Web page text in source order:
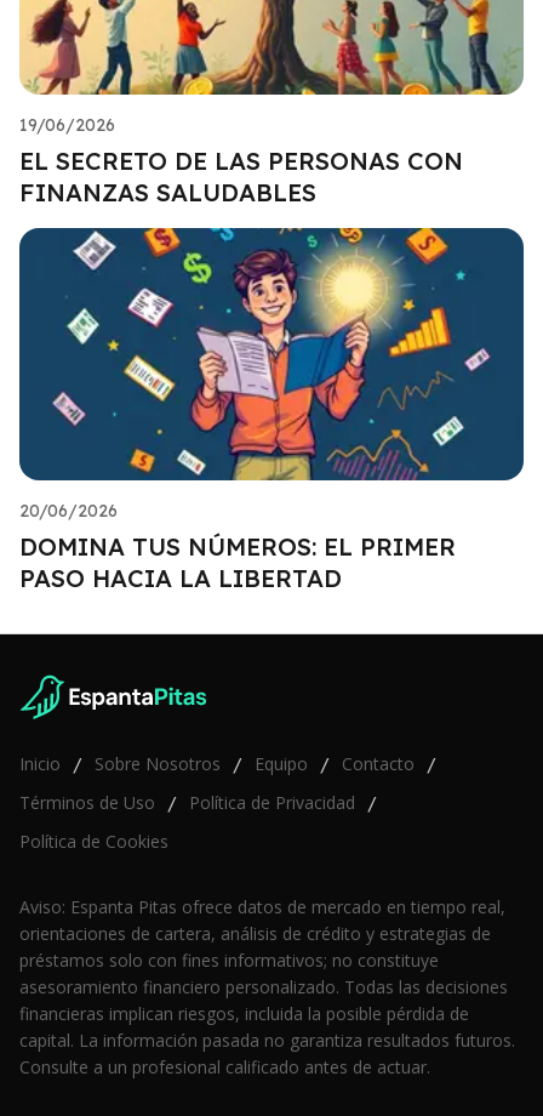
19/06/2026
EL SECRETO DE LAS PERSONAS CON
FINANZAS SALUDABLES
20/06/2026
DOMINA TUS NÚMEROS: EL PRIMER
PASO HACIA LA LIBERTAD
Inicio / Sobre Nosotros / Equipo / Contacto /
Términos de Uso / Política de Privacidad /
Política de Cookies
Aviso: Espanta Pitas ofrece datos de mercado en tiempo real,
orientaciones de cartera, análisis de crédito y estrategias de
préstamos solo con fines informativos; no constituye
asesoramiento financiero personalizado. Todas las decisiones
financieras implican riesgos, incluida la posible pérdida de
capital. La información pasada no garantiza resultados futuros.
Consulte a un profesional calificado antes de actuar.